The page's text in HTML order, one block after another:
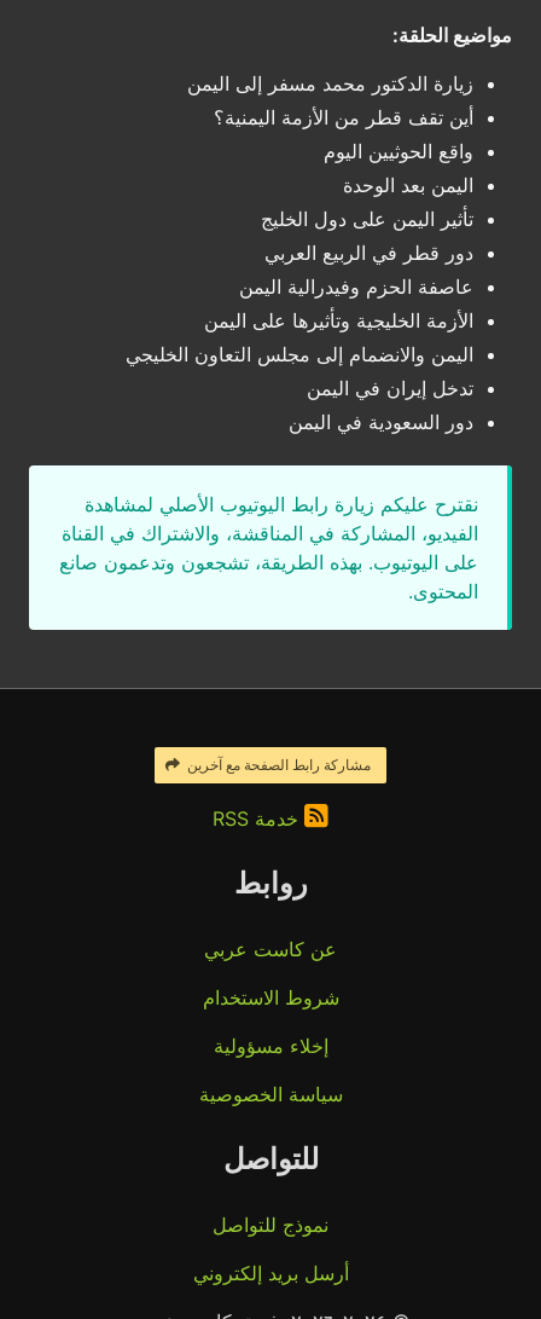
مواضيع الحلقة:
زيارة الدكتور محمد مسفر إلى اليمن
أين تقف قطر من الأزمة اليمنية؟
واقع الحوثيين اليوم
اليمن بعد الوحدة
تأثير اليمن على دول الخليج
دور قطر في الربيع العربي
عاصفة الحزم وفيدرالية اليمن
الأزمة الخليجية وتأثيرها على اليمن
اليمن والانضمام إلى مجلس التعاون الخليجي
تدخل إيران في اليمن
دور السعودية في اليمن
نقترح عليكم زيارة رابط اليوتيوب الأصلي لمشاهدة
الفيديو، المشاركة في المناقشة، والاشتراك في القناة
على اليوتيوب. بهذه الطريقة، تشجعون وتدعمون صانع
المحتوى.
مشاركة رابط الصفحة مع آخرين
خدمة RSS
روابط
عن كاست عربي
شروط الاستخدام
إخلاء مسؤولية
سياسة الخصوصية
للتواصل
نموذج للتواصل
أرسل بريد إلكتروني